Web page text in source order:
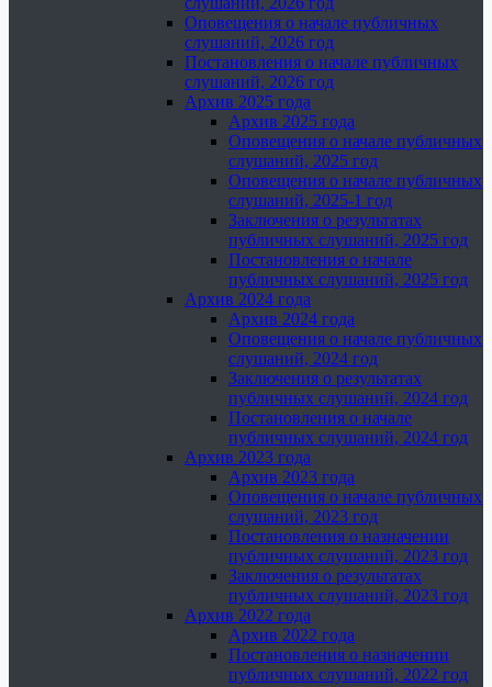
Оповещения о начале публичных
слушаний, 2026 год
Постановления о начале публичных
слушаний, 2026 год
Архив 2025 года
Архив 2025 года
Оповещения о начале публичных
слушаний, 2025 год
Оповещения о начале публичных
слушаний, 2025-1 год
Заключения о результатах
публичных слушаний, 2025 год
Постановления о начале
публичных слушаний, 2025 год
Архив 2024 года
Архив 2024 года
Оповещения о начале публичных
слушаний, 2024 год
Заключения о результатах
публичных слушаний, 2024 год
Постановления о начале
публичных слушаний, 2024 год
Архив 2023 года
Архив 2023 года
Оповещения о начале публичных
слушаний, 2023 год
Постановления о назначении
публичных слушаний, 2023 год
Заключения о результатах
публичных слушаний, 2023 год
Архив 2022 года
Архив 2022 года
Постановления о назначении
публичных слушаний, 2022 год